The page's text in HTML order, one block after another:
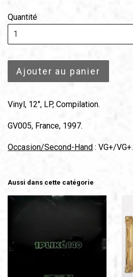
Quantité
Ajouter au panier
Vinyl, 12", LP, Compilation.
GV005, France, 1997.
Occasion/Second-Hand : VG+/VG+.
Aussi dans cette catégorie